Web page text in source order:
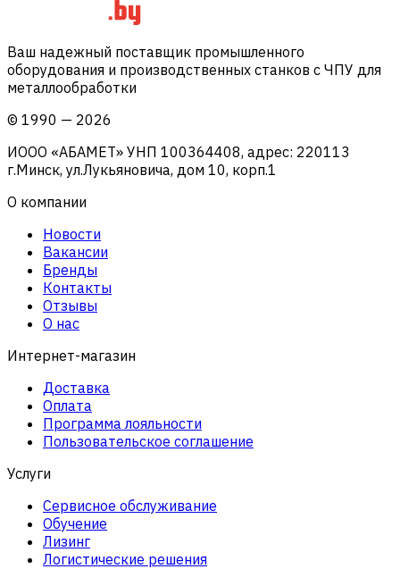
Ваш надежный поставщик промышленного
оборудования и производственных станков с ЧПУ для
металлообработки
© 1990 — 2026
ИООО «АБАМЕТ» УНП 100364408, адрес: 220113
г.Минск, ул.Лукьяновича, дом 10, корп.1
О компании
Новости
Вакансии
Бренды
Контакты
Отзывы
О нас
Интернет-магазин
Доставка
Оплата
Программа лояльности
Пользовательское соглашение
Услуги
Сервисное обслуживание
Обучение
Лизинг
Логистические решения